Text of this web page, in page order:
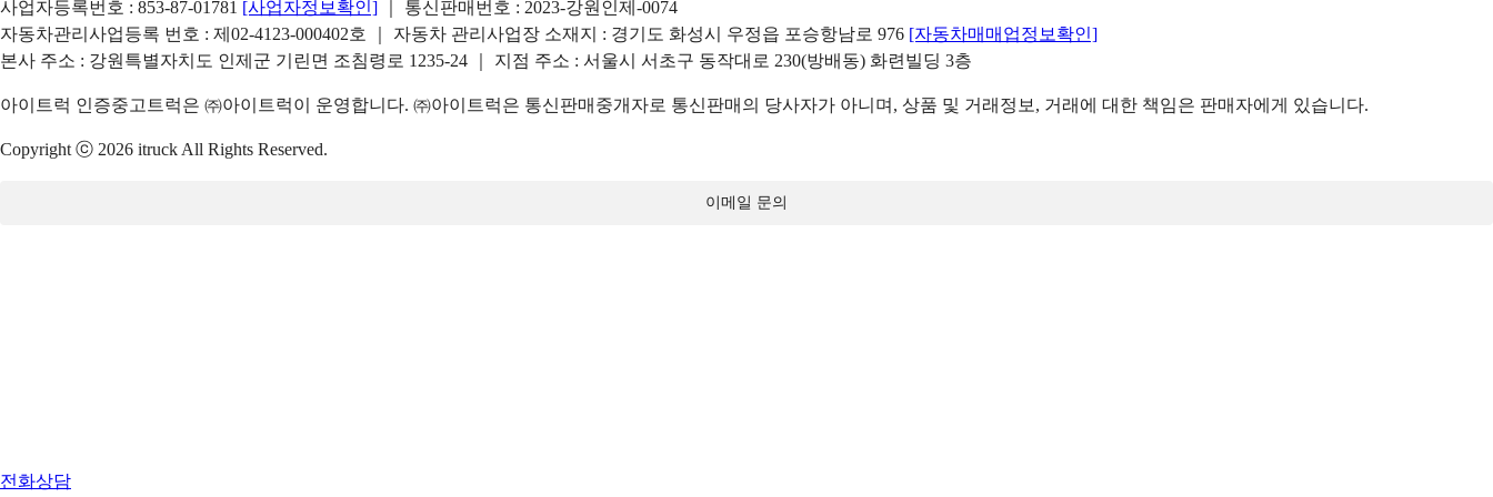
사업자등록번호 : 853-87-01781 [사업자정보확인]
｜ 통신판매번호 : 2023-강원인제-0074
자동차관리사업등록 번호 : 제02-4123-000402호 ｜ 자동차 관리사업장 소재지 : 경기도 화성시 우정읍 포승항남로 976 [자동차매매업정보확인]
본사 주소 : 강원특별자치도 인제군 기린면 조침령로 1235-24 ｜ 지점 주소 : 서울시 서초구 동작대로 230(방배동) 화련빌딩 3층
아이트럭 인증중고트럭은 ㈜아이트럭이 운영합니다. ㈜아이트럭은 통신판매중개자로 통신판매의 당사자가 아니며, 상품 및 거래정보, 거래에 대한 책임은 판매자에게 있습니다.
Copyright ⓒ 2026 itruck All Rights Reserved.
이메일 문의
전화상담